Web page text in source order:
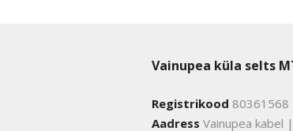
Vainupea küla selts
Registrikood 80361568
Aadress Vainupea kabel